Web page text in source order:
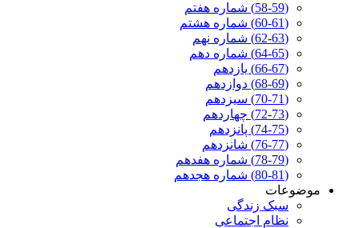
(58-59) شماره هفتم
(60-61) شماره هشتم
(62-63) شماره نهم
(64-65) شماره دهم
(66-67) یازدهم
(68-69) دوازدهم
(70-71) سیزدهم
(72-73) چهاردهم
(74-75) پانزدهم
(76-77) شانزدهم
(78-79) شماره هفدهم
(80-81) شماره هجدهم
موضوعات
سبک زندگی
نظام اجتماعی